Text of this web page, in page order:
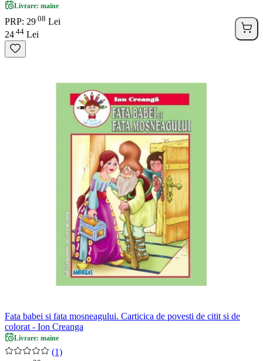
Livrare: maine
PRP: 29 08 Lei
24 44 Lei
Fata babei si fata mosneagului. Carticica de povesti de citit si de
colorat - Ion Creanga
Livrare: maine
(1)